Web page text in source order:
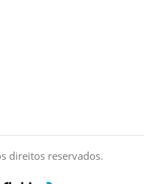
direitos reservados.